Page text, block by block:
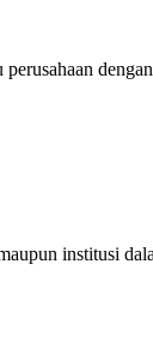
institusi